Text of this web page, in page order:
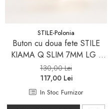
STILE-Polonia
Buton cu doua fete STILE
KIAMA Q SLIM 7MM LG -
auriu lucios - mobila
130,00 Lei
117,00 Lei
In Stoc Furnizor